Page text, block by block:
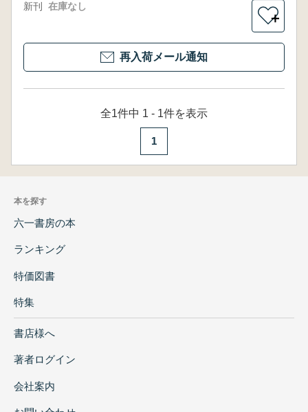
新刊 在庫なし
＋
再入荷メール通知
全1件中 1 - 1件を表示
1
本を探す
六一書房の本
ランキング
特価図書
特集
書店様へ
著者ログイン
会社案内